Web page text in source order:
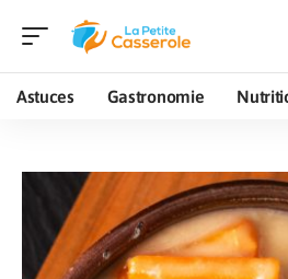
Astuces Gastronomie